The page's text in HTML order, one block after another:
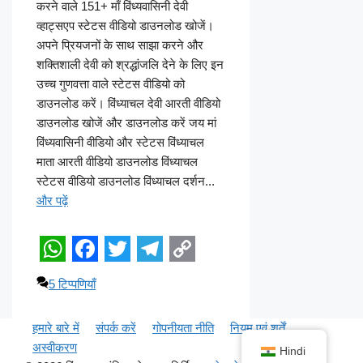
a
t
s
A
p
p
c
e
b
o
o
k
i
t
t
e
r
l
e
g
r
a
m
p
y
L
i
n
k
करने वाले 151+ माँ विंध्यवासिनी देवी
व्हाट्सएप स्टेटस वीडियो डाउनलोड खोजें।
अपने प्रियजनों के साथ साझा करने और
शक्तिशाली देवी को श्रद्धांजलि देने के लिए इन
उच्च गुणवत्ता वाले स्टेटस वीडियो को
डाउनलोड करें। विंध्याचल देवी आरती वीडियो
डाउनलोड खोजें और डाउनलोड करें जय मां
विंध्यवासिनी वीडियो और स्टेटस विंध्याचल
माता आरती वीडियो डाउनलोड विंध्याचल
स्टेटस वीडियो डाउनलोड विंध्याचल दर्शन...
और पढ़ें
W
a
t
F
c
e
i
e
p
5 टिप्पणियाँ
हमारे बारे में संपर्क करें गोपनीयता नीति
नियम एवं शर्तें
अस्वीकरण
Hindi